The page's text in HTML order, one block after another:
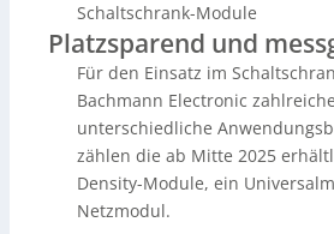
Schaltschrank-Module
Platzsparend und
Für den Einsatz im
Bachmann Electronic
unterschiedliche
zählen die ab Mitte 2025
Density-Module, ein
Netzmodul.